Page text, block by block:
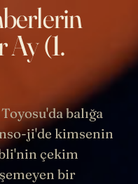
Ay (1.
balığa
ji'de kimsenin
çekim
bir